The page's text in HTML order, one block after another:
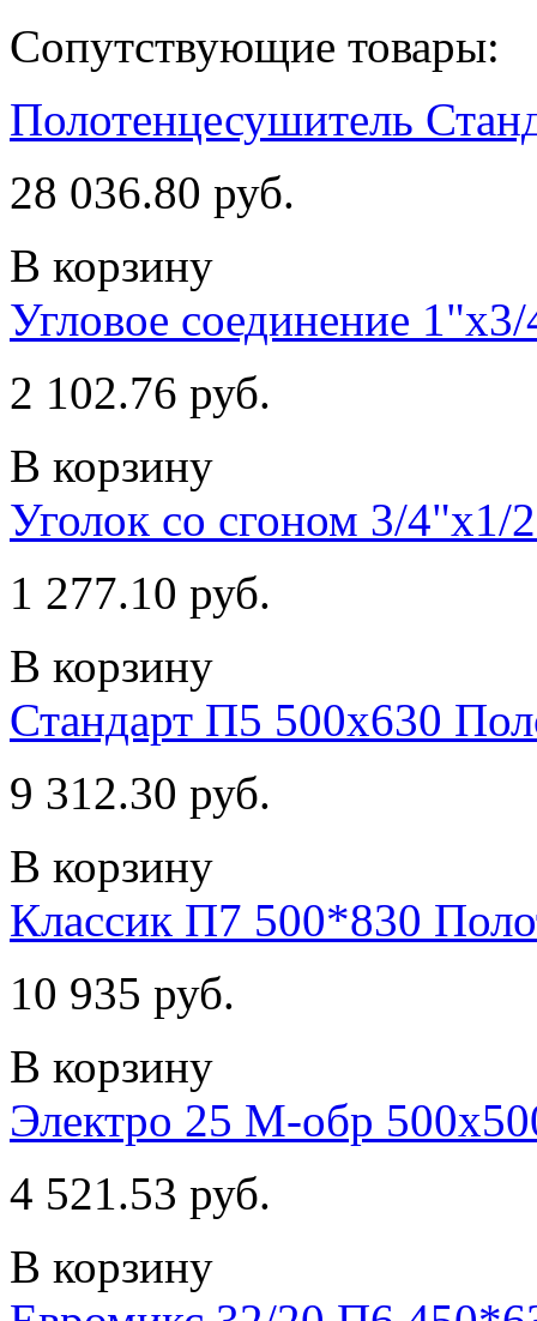
Сопутствующие товары:
Полотенцесушитель
28 036.80 руб.
В корзину
Угловое соединение
2 102.76 руб.
В корзину
Уголок со сгоном 3/
1 277.10 руб.
В корзину
Стандарт П5 500х630
9 312.30 руб.
В корзину
Классик П7 500*830
10 935 руб.
В корзину
Электро 25 М-обр
4 521.53 руб.
В корзину